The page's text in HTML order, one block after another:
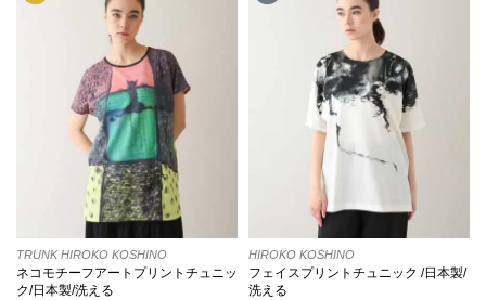
TRUNK HIROKO KOSHINO
ネコモチーフアートプリントチュニッ
ク/日本製/洗える
HIROKO KOSHINO
フェイスプリントチュニック /日本製/
洗える